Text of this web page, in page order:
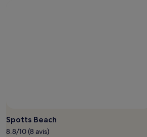
Spotts Beach
8.8/10 (8 avis)